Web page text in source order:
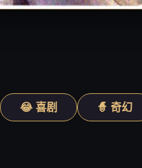
😂 喜剧 🧙 奇幻